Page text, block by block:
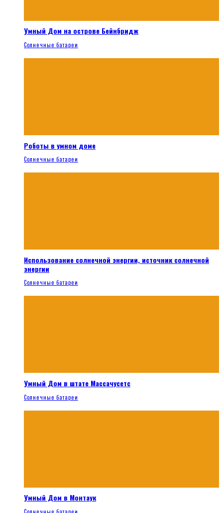
Умный Дом на острове Бейнбридж
Солнечные батареи
Роботы в умном доме
Солнечные батареи
Использование солнечной энергии, источник солнечной
энергии
Солнечные батареи
Умный Дом в штате Массачусетс
Солнечные батареи
Умный Дом в Монтаук